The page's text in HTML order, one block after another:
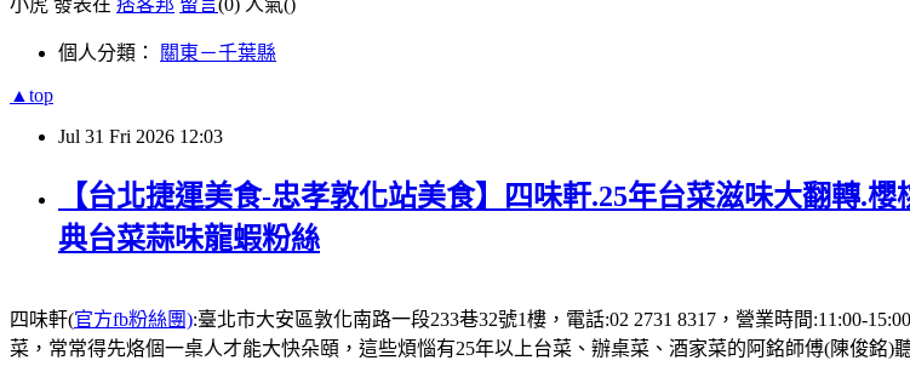
小虎 發表在 痞客邦 留言(0) 人氣()
個人分類： 關東－千葉縣
▲top
Jul 31 Fri 2026 12:03
【台北捷運美食-忠孝敦化站美食】四味軒.25年台菜滋味大翻轉.
典台菜蒜味龍蝦粉絲
四味軒(官方fb粉絲團):臺北市大安區敦化南路一段233巷32號1樓，電話:02 2731 8317，營業時間:11:00-
菜，常常得先烙個一桌人才能大快朵頤，這些煩惱有25年以上台菜、辦桌菜、酒家菜的阿銘師傅(陳俊